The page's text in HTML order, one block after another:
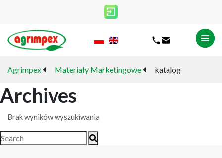
Agrimpex Materiały Marketingowe katalog
Archives
Brak wyników wyszukiwania